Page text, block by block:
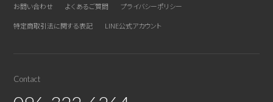
お問い合わせ よくあるご質問
プライバシーポリシー
特定商取引法に関する表記
LINE公式アカウント
Contact